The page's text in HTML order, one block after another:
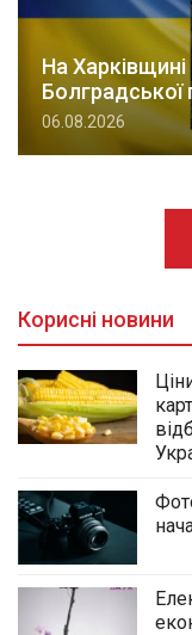
На
06.08.2026
Корисні новини